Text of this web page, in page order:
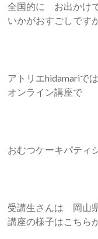
全国的に お出かけ
いかがおすごしです
アトリエhidamariでは
オンライン講座で
おむつケーキパティ
受講生さんは 岡山
講座の様子はこちら